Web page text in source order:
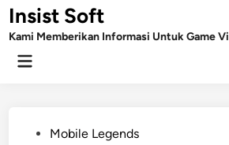
Skip
toInsist Soft
Kami Memberikan Informasi Untuk Game
Main
PostedMobile Legends